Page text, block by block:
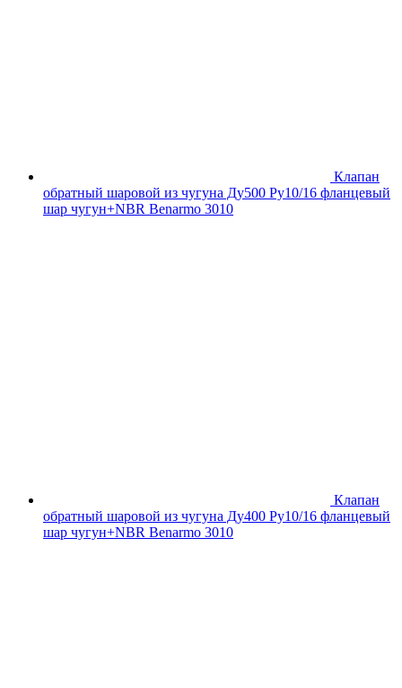
Клапан
обратный шаровой из чугуна Ду500 Ру10/16 фланцевый
шар чугун+NBR Benarmo 3010
Клапан
обратный шаровой из чугуна Ду400 Ру10/16 фланцевый
шар чугун+NBR Benarmo 3010